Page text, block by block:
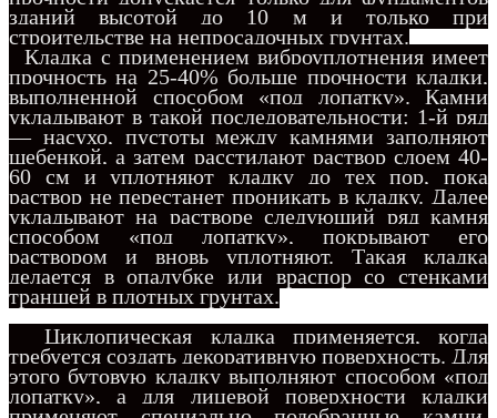
зданий высотой до 10 м и только при
строительстве на непросадочных грунтах.
Кладка с применением виброуплотнения имеет
прочность на 25-40% больше прочности кладки,
выполненной способом «под лопатку». Камни
укладывают в такой последовательности: 1-й ряд
— насухо, пустоты между камнями заполняют
щебенкой, а затем расстилают раствор слоем 40-
60 см и уплотняют кладку до тех пор, пока
раствор не перестанет проникать в кладку. Далее
укладывают на растворе следующий ряд камня
способом «под лопатку», покрывают его
раствором и вновь уплотняют. Такая кладка
делается в опалубке или враспор со стенками
траншей в плотных грунтах.
Циклопическая кладка применяется, когда
требуется создать декоративную поверхность. Для
этого бутовую кладку выполняют способом «под
лопатку», а для лицевой поверхности кладки